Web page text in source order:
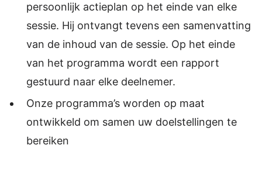
persoonlijk actieplan op het einde van elke
sessie. Hij ontvangt tevens een samenvatting
van de inhoud van de sessie. Op het einde
van het programma wordt een rapport
gestuurd naar elke deelnemer.
Onze programma’s worden op maat
ontwikkeld om samen uw doelstellingen te
bereiken